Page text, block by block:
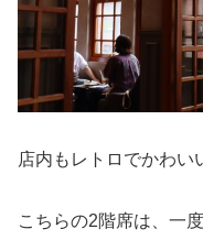
店内もレトロでかわい
こちらの2階席は、一